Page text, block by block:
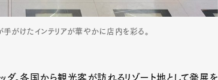
手がけたインテリアが華やかに店内を彩る。
。各国から観光客が訪れるリゾート地として発展を